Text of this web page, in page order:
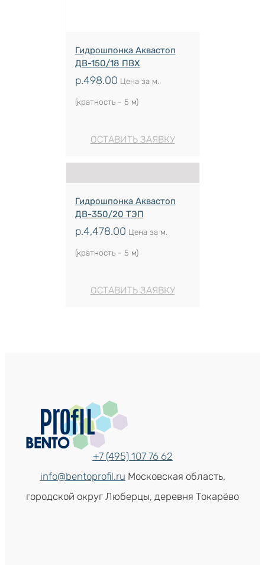
Гидрошпонка Аквастоп
ДВ-150/18 ПВХ
р.498.00 Цена за м.
(кратность - 5 м)
ОСТАВИТЬ ЗАЯВКУ
Гидрошпонка Аквастоп
ДВ-350/20 ТЭП
р.4,478.00 Цена за м.
(кратность - 5 м)
ОСТАВИТЬ ЗАЯВКУ
+7 (495) 107 76 62
info@bentoprofil.ru Московская область,
городской округ Люберцы, деревня Токарёво